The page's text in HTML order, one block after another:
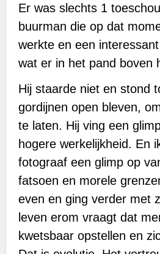
Er was slechts 1
buurman die op dat
werkte en een
wat er in het pand boven
Hij staarde niet en stond
gordijnen open bleven,
te laten. Hij ving een
hogere werkelijkheid. En
fotograaf een glimp op
fatsoen en morele
even en ging verder met
leven erom vraagt dat
kwetsbaar opstellen en